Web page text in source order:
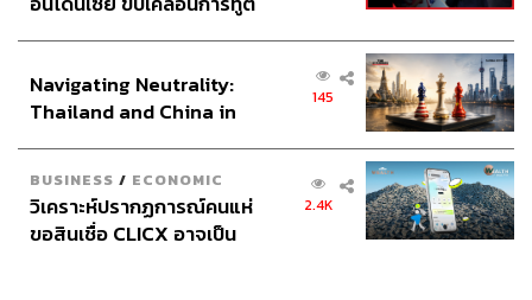
อินโดนีเซีย
Navigating Neutrality:
Thailand and China in
145
BUSINESS / ECONOMIC
วิเคราะห์ปรากฏการณ์คนแห่
ขอสินเชื่อ CLICX อาจเป็น
2.4K